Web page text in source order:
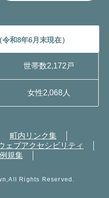
令和8年6月末現在）
世帯数2,172戸
女性2,068人
町内リンク集
ェブアクセシビリティ
規集
Rights Reserved.